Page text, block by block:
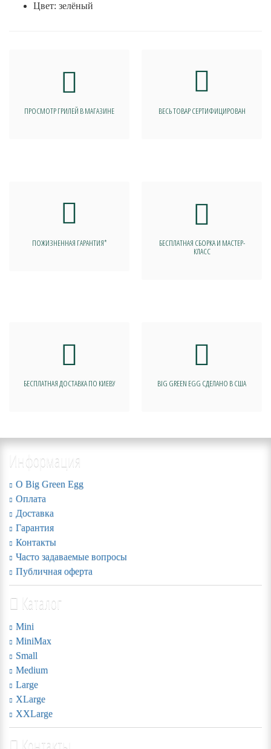
Цвет: зелёный
ПРОСМОТР ГРИЛЕЙ В МАГАЗИНЕ ВЕСЬ ТОВАР СЕРТИФИЦИРОВАН
ПОЖИЗНЕННАЯ ГАРАНТИЯ* БЕСПЛАТНАЯ СБОРКА И МАСТЕР-
КЛАСС
БЕСПЛАТНАЯ ДОСТАВКА ПО КИЕВУ BIG GREEN EGG СДЕЛАНО В США
Информация
О Big Green Egg
Оплата
Доставка
Гарантия
Контакты
Часто задаваемые вопросы
Публичная оферта
Каталог
Mini
MiniMax
Small
Medium
Large
XLarge
XXLarge